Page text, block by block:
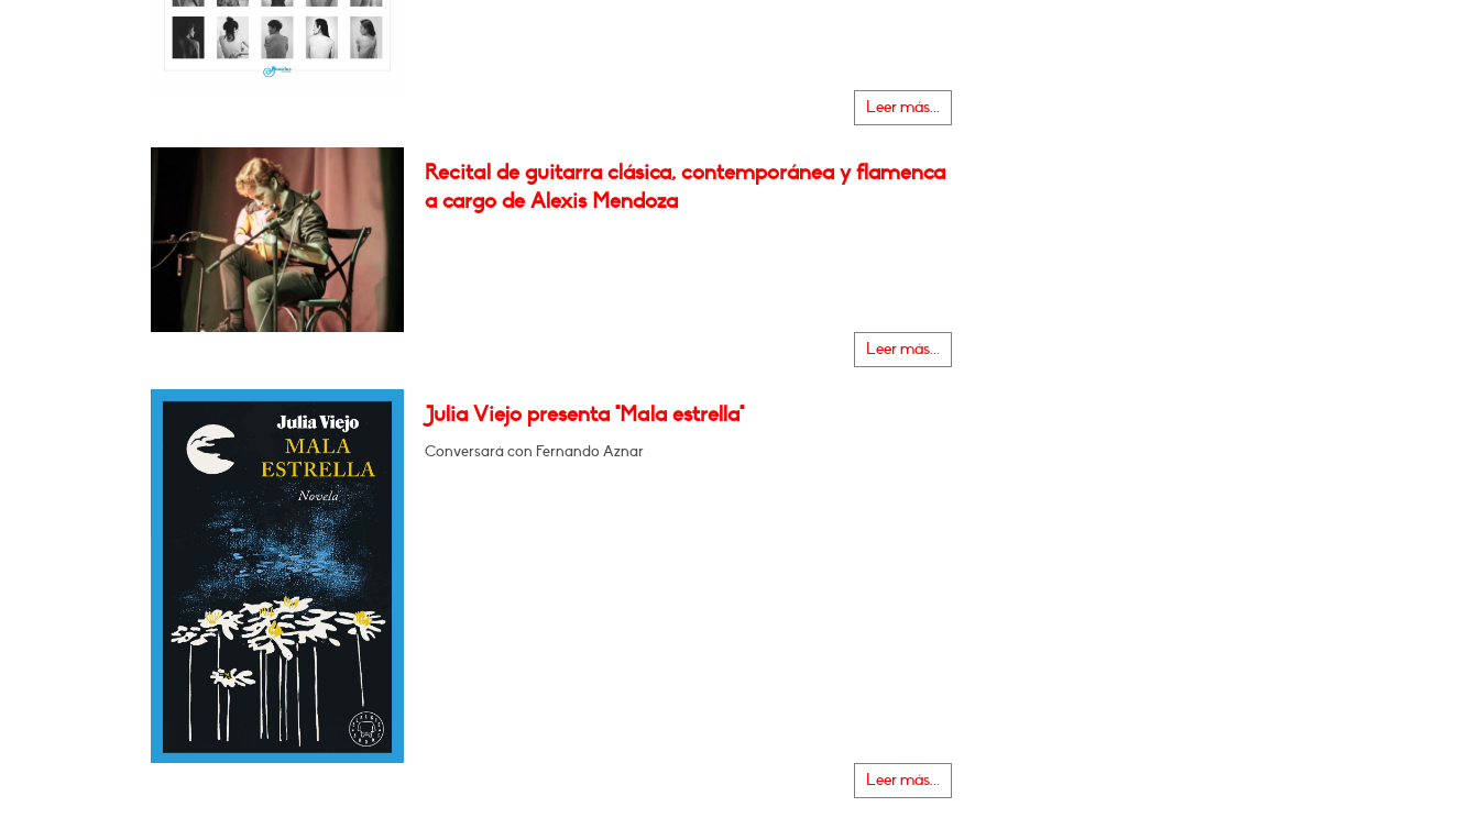
Leer más...
Recital de guitarra clásica, contemporánea y flamenca
a cargo de Alexis Mendoza
Leer más...
Julia Viejo presenta "Mala estrella"
Conversará con Fernando Aznar
Leer más...